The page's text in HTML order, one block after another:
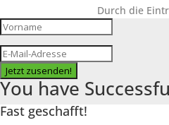
Durch die
Jetzt zusenden!
You have
Fast geschafft!